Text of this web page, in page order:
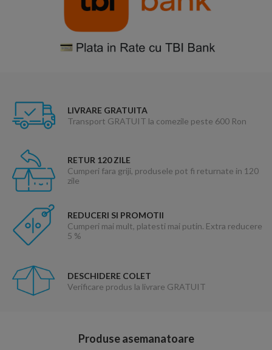
LIVRARE GRATUITA
Transport GRATUIT la comezile peste 600 Ron
RETUR 120 ZILE
Cumperi fara griji, produsele pot fi returnate in 120
zile
REDUCERI SI PROMOTII
Cumperi mai mult, platesti mai putin. Extra reducere
5 %
DESCHIDERE COLET
Verificare produs la livrare GRATUIT
Produse asemanatoare